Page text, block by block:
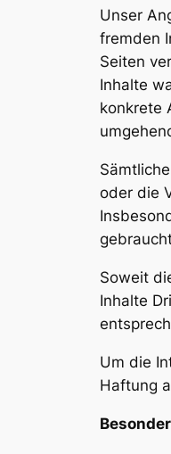
Unser
fremden
Seiten
Inhalte
konkrete
oder die
Soweit
Inhalte
Um die
Haftung